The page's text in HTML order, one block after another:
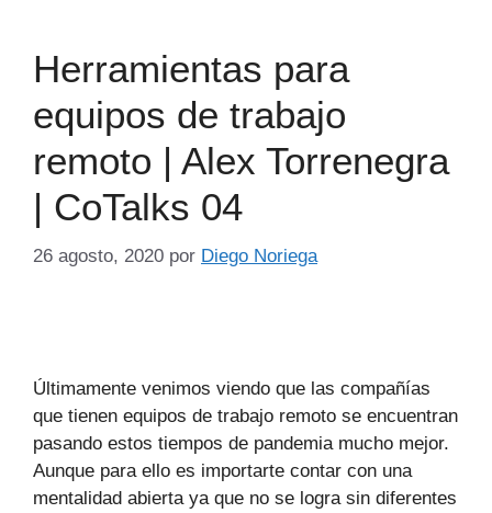
Herramientas para
equipos de trabajo
remoto | Alex Torrenegra
| CoTalks 04
26 agosto, 2020 por Diego Noriega
Últimamente venimos viendo que las compañías
que tienen equipos de trabajo remoto se encuentran
pasando estos tiempos de pandemia mucho mejor.
Aunque para ello es importarte contar con una
mentalidad abierta ya que no se logra sin diferentes